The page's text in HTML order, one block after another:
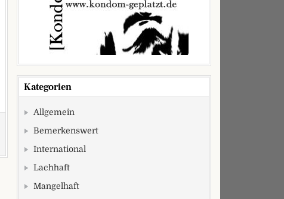
Kategorien
Allgemein
Bemerkenswert
International
Lachhaft
Mangelhaft